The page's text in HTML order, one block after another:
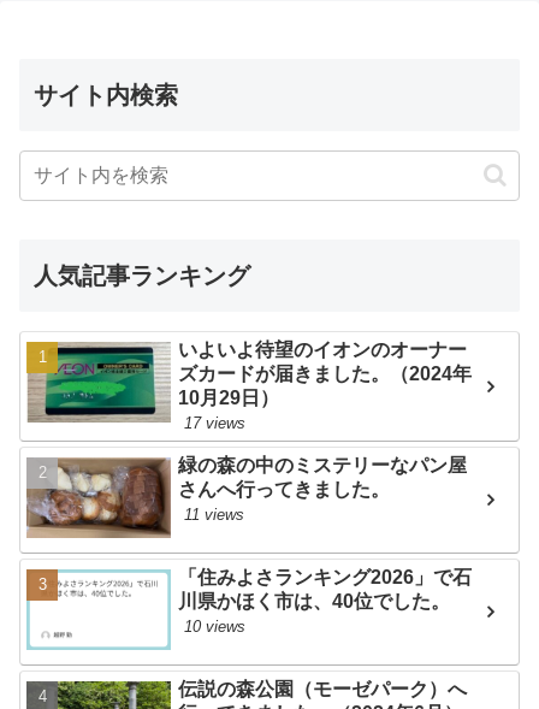
サイト内検索
人気記事ランキング
いよいよ待望のイオンのオーナー
ズカードが届きました。（2024年
10月29日）
17 views
緑の森の中のミステリーなパン屋
さんへ行ってきました。
11 views
「住みよさランキング2026」で石
川県かほく市は、40位でした。
10 views
伝説の森公園（モーゼパーク）へ